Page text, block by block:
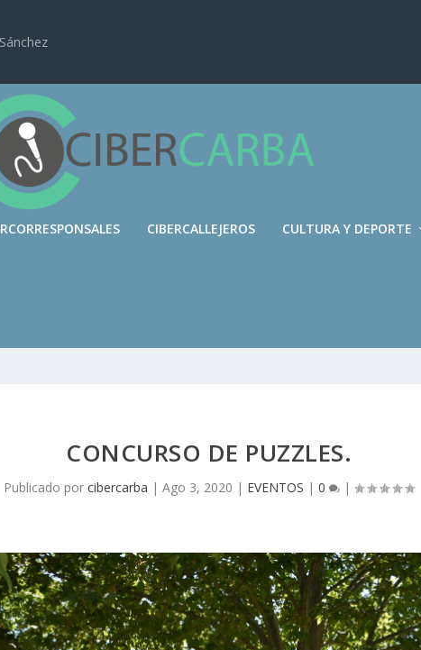
CIBERCALLEJEROS CULTURA Y DEPORTE
CONCURSO DE PUZZLES.
Publicado porcibercarba |Ago 3, 2020 | EVENTOS |0 |